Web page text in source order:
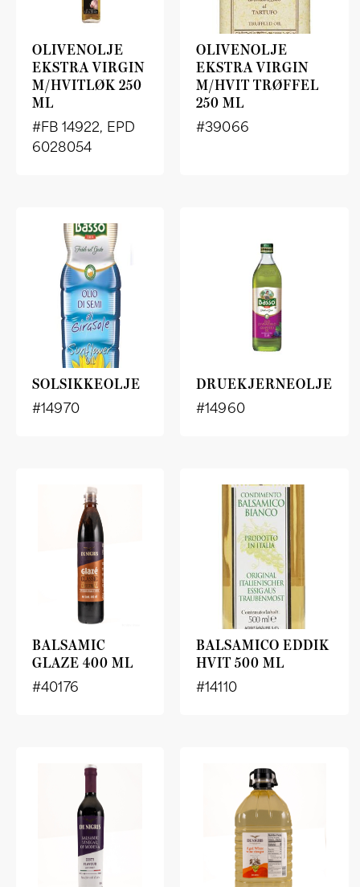
OLIVENOLJE
EKSTRA VIRGIN
M/HVITLØK 250
ML
#FB 14922, EPD
6028054
OLIVENOLJE
EKSTRA VIRGIN
M/HVIT TRØFFEL
250 ML
#39066
SOLSIKKEOLJE
#14970
DRUEKJERNEOLJE
#14960
BALSAMIC
GLAZE 400 ML
#40176
BALSAMICO EDDIK
HVIT 500 ML
#14110